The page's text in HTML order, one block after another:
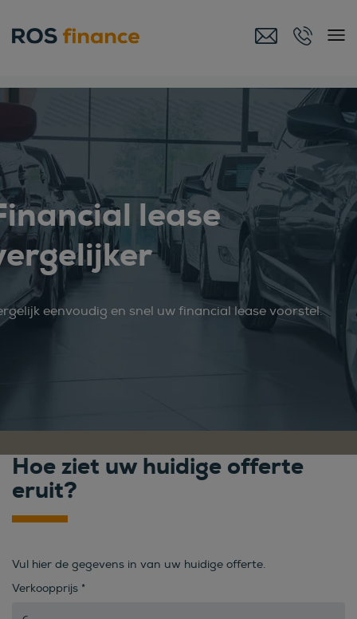
lease
eenvoudig en snel uw financial lease voorstel.
Hoe ziet uw huidige offerte
eruit?
Vul hier de gegevens in van uw huidige offerte.
Verkoopprijs *